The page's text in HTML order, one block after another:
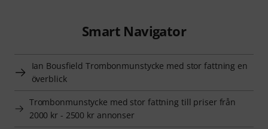
Smart Navigator
Ian Bousfield Trombonmunstycke med stor fattning en
överblick
Trombonmunstycke med stor fattning till priser från
2000 kr - 2500 kr annonser